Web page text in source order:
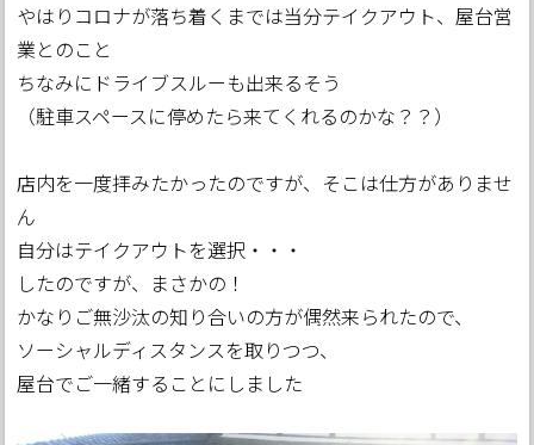
やはりコロナが落ち着くまでは当分テイクアウト、屋台営
業とのこと
ちなみにドライブスルーも出来るそう
（駐車スペースに停めたら来てくれるのかな？？）
店内を一度拝みたかったのですが、そこは仕方がありませ
ん
自分はテイクアウトを選択・・・
したのですが、まさかの！
かなりご無沙汰の知り合いの方が偶然来られたので、
ソーシャルディスタンスを取りつつ、
屋台でご一緒することにしました